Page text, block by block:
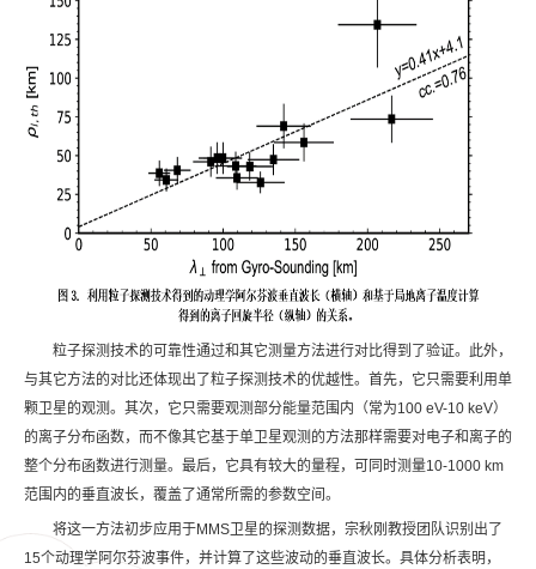
粒子探测技术的可靠性通过和其它测量方法进行对比得到了验证。此外，
与其它方法的对比还体现出了粒子探测技术的优越性。首先，它只需要利用单
颗卫星的观测。其次，它只需要观测部分能量范围内（常为100 eV-10 keV）
的离子分布函数，而不像其它基于单卫星观测的方法那样需要对电子和离子的
整个分布函数进行测量。最后，它具有较大的量程，可同时测量10-1000 km
范围内的垂直波长，覆盖了通常所需的参数空间。
将这一方法初步应用于MMS卫星的探测数据，宗秋刚教授团队识别出了
15个动理学阿尔芬波事件，并计算了这些波动的垂直波长。具体分析表明，